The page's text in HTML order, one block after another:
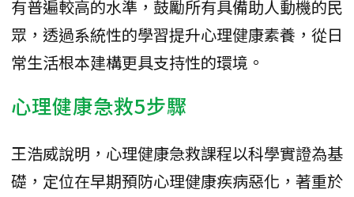
有普遍較高的水準，鼓勵所有具備助人動機的民
眾，透過系統性的學習提升心理健康素養，從日
常生活根本建構更具支持性的環境。
心理健康急救5步驟
王浩威說明，心理健康急救課程以科學實證為基
礎，定位在早期預防心理健康疾病惡化，著重於